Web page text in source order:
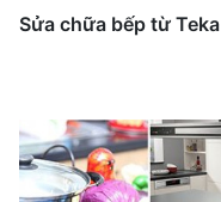
Sửa chữa bếp từ Teka